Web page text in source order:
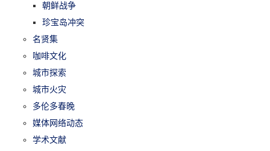
朝鲜战争
珍宝岛冲突
名贤集
咖啡文化
城市探索
城市火灾
多伦多春晚
媒体网络动态
学术文献